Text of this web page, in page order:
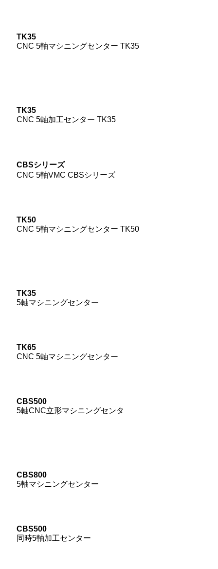
TK35
CNC 5軸マシニングセンター TK35
TK35
CNC 5軸加工センター TK35
CBSシリーズ
CNC 5軸VMC CBSシリーズ
TK50
CNC 5軸マシニングセンター TK50
TK35
5軸マシニングセンター
TK65
CNC 5軸マシニングセンター
CBS500
5軸CNC立形マシニングセンタ
CBS800
5軸マシニングセンター
CBS500
同時5軸加工センター